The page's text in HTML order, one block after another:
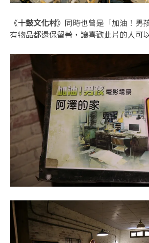
《十鼓文化村》同時也曾是「加油！男
有物品都還保留著，讓喜歡此片的人可